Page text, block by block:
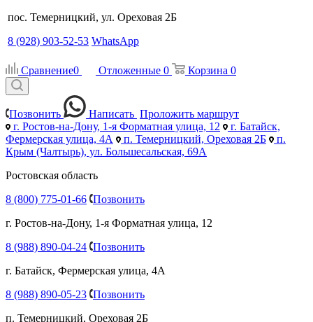
пос. Темерницкий, ул. Ореховая 2Б
8 (928) 903-52-53 WhatsApp
Сравнение0 Отложенные 0 Корзина 0
Позвонить Написать Проложить маршрут
г. Ростов-на-Дону, 1-я Форматная улица, 12
г. Батайск,
Фермерская улица, 4А
п. Темерницкий, Ореховая 2Б
п.
Крым (Чалтырь), ул. Большесальская, 69А
Ростовская область
8 (800) 775-01-66 Позвонить
г. Ростов-на-Дону, 1-я Форматная улица, 12
8 (988) 890-04-24 Позвонить
г. Батайск, Фермерская улица, 4А
8 (988) 890-05-23 Позвонить
п. Темерницкий, Ореховая 2Б